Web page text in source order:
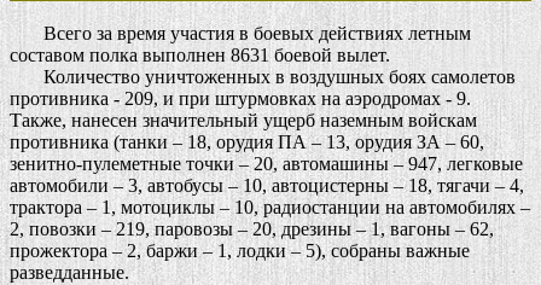
Всего за время участия в боевых действиях летным
составом полка выполнен 8631 боевой вылет.
Количество уничтоженных в воздушных боях самолетов
противника - 209, и при штурмовках на аэродромах - 9.
Также, нанесен значительный ущерб наземным войскам
противника (танки – 18, орудия ПА – 13, орудия ЗА – 60,
зенитно-пулеметные точки – 20, автомашины – 947, легковые
автомобили – 3, автобусы – 10, автоцистерны – 18, тягачи – 4,
трактора – 1, мотоциклы – 10, радиостанции на автомобилях –
2, повозки – 219, паровозы – 20, дрезины – 1, вагоны – 62,
прожектора – 2, баржи – 1, лодки – 5), собраны важные
разведданные.